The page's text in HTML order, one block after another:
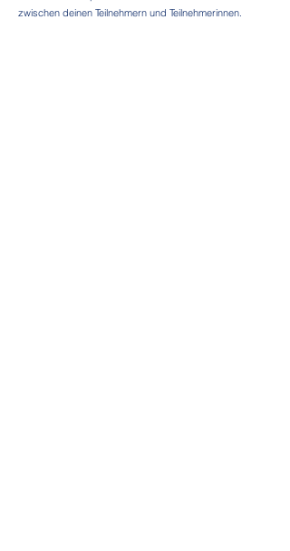
zwischen deinen Teilnehmern und Teilnehmerinnen.